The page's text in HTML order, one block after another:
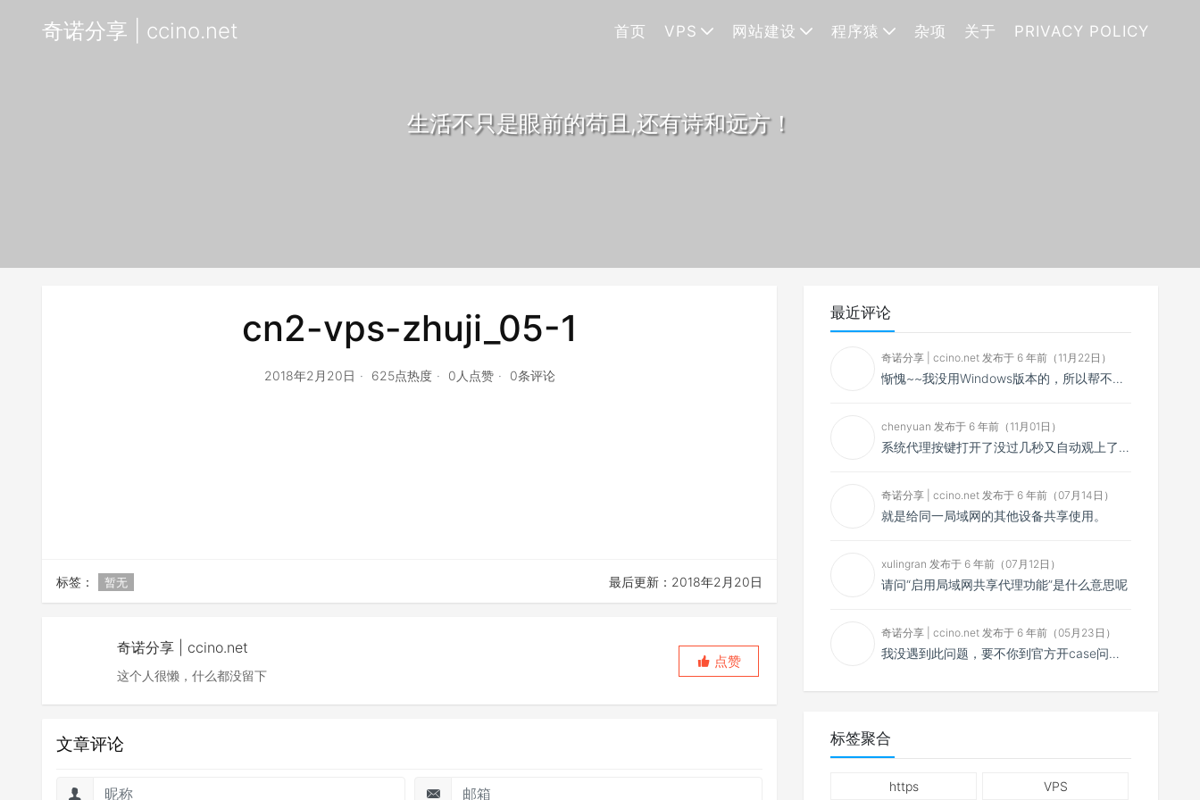
奇诺分享 | ccino.net 首页 VPS 网站建设 程序猿 杂项 关于 PRIVACY POLICY
生活不只是眼前的苟且,还有诗和远方！
cn2-vps-zhuji_05-1
2018年2月20日 625点热度 0人点赞 0条评论
标签： 暂无 最后更新：2018年2月20日
奇诺分享 | ccino.net
这个人很懒，什么都没留下
点赞
文章评论
最近评论
奇诺分享 | ccino.net 发布于 6 年前（11月22日）
惭愧~~我没用Windows版本的，所以帮不了你~~
chenyuan 发布于 6 年前（11月01日）
系统代理按键打开了没过几秒又自动观上了，导致一直打开不了，是什么问题呢？感谢大佬，请帮帮忙！谢谢！
奇诺分享 | ccino.net 发布于 6 年前（07月14日）
就是给同一局域网的其他设备共享使用。
xulingran 发布于 6 年前（07月12日）
请问“启用局域网共享代理功能”是什么意思呢
奇诺分享 | ccino.net 发布于 6 年前（05月23日）
我没遇到此问题，要不你到官方开case问问看？
标签聚合
https VPS